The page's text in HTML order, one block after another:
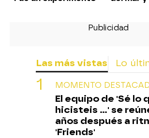
Las más vistas Lo
MOMENTO
El equipo de 'Sé lo
hicisteis ...' se
años después a
'Friends'